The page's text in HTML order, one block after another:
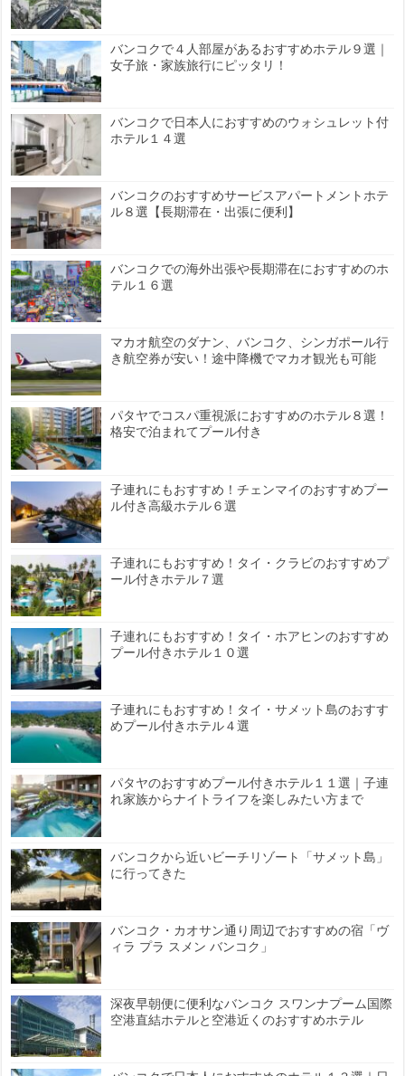
バンコクで４人部屋があるおすすめホテル９選｜
女子旅・家族旅行にピッタリ！
バンコクで日本人におすすめのウォシュレット付
ホテル１４選
バンコクのおすすめサービスアパートメントホテ
ル８選【長期滞在・出張に便利】
バンコクでの海外出張や長期滞在におすすめのホ
テル１６選
マカオ航空のダナン、バンコク、シンガポール行
き航空券が安い！途中降機でマカオ観光も可能
パタヤでコスパ重視派におすすめのホテル８選！
格安で泊まれてプール付き
子連れにもおすすめ！チェンマイのおすすめプー
ル付き高級ホテル６選
子連れにもおすすめ！タイ・クラビのおすすめプ
ール付きホテル７選
子連れにもおすすめ！タイ・ホアヒンのおすすめ
プール付きホテル１０選
子連れにもおすすめ！タイ・サメット島のおすす
めプール付きホテル４選
パタヤのおすすめプール付きホテル１１選｜子連
れ家族からナイトライフを楽しみたい方まで
バンコクから近いビーチリゾート「サメット島」
に行ってきた
バンコク・カオサン通り周辺でおすすめの宿「ヴ
ィラ プラ スメン バンコク」
深夜早朝便に便利なバンコク スワンナプーム国際
空港直結ホテルと空港近くのおすすめホテル